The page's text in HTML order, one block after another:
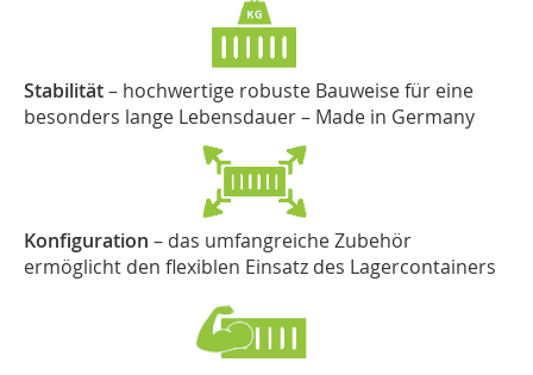
Stabilität– hochwertige robuste Bauweise für eine
besonders lange Lebensdauer – Made in Germany
Konfiguration – das umfangreiche Zubehör
ermöglicht den flexiblen Einsatz des Lagercontainers